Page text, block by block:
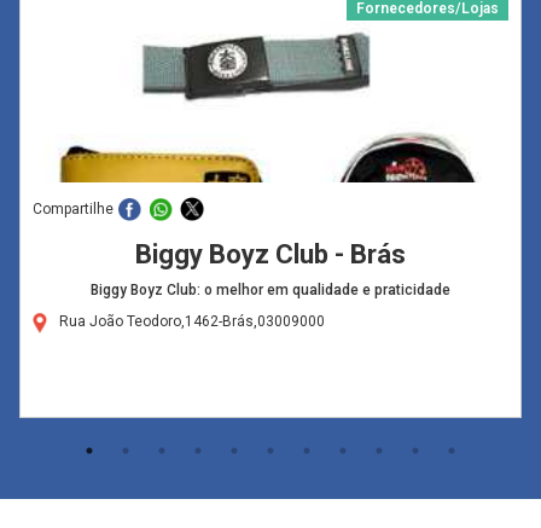
Fornecedores/Lojas
Compartilhe
Biggy Boyz Club - Brás
Biggy Boyz Club: o melhor em qualidade e praticidade
Rua João Teodoro,1462-Brás,03009000